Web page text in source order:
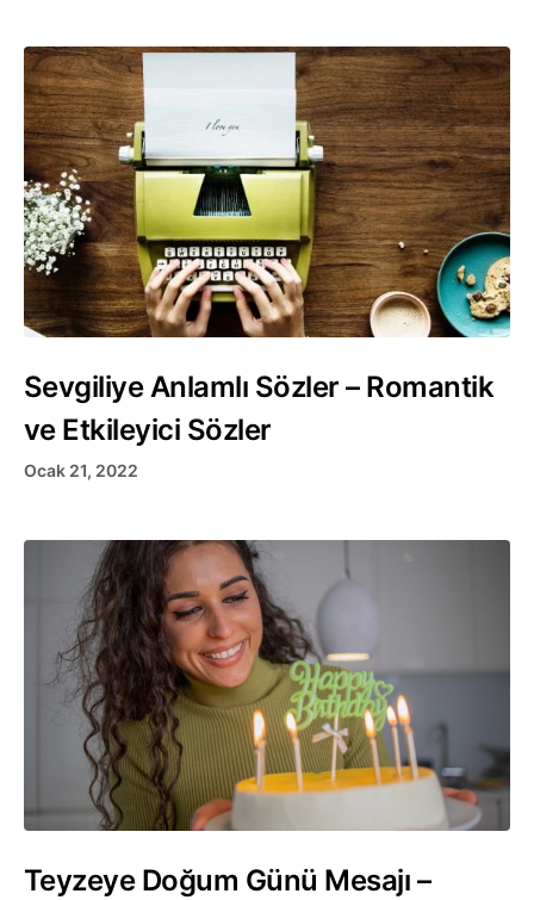
Sevgiliye Anlamlı Sözler – Romantik
ve Etkileyici Sözler
Ocak 21, 2022
Teyzeye Doğum Günü Mesajı –